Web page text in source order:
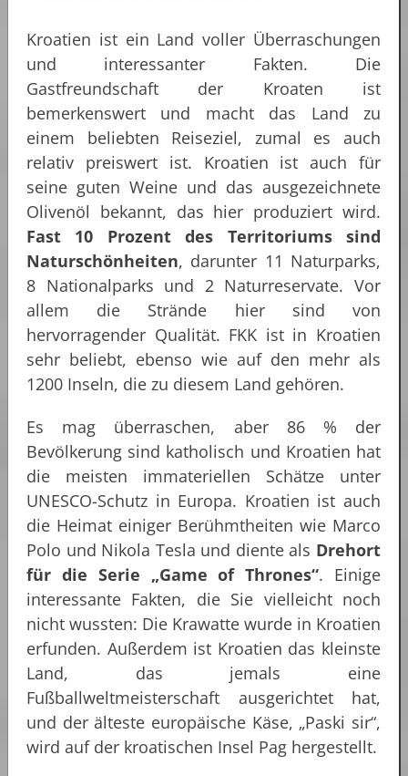
Kroatien ist ein Land voller Überraschungen
und interessanter Fakten. Die
Gastfreundschaft der Kroaten ist
bemerkenswert und macht das Land zu
einem beliebten Reiseziel, zumal es auch
relativ preiswert ist. Kroatien ist auch für
seine guten Weine und das ausgezeichnete
Olivenöl bekannt, das hier produziert wird.
Fast 10 Prozent des Territoriums sind
Naturschönheiten, darunter 11 Naturparks,
8 Nationalparks und 2 Naturreservate. Vor
allem die Strände hier sind von
hervorragender Qualität. FKK ist in Kroatien
sehr beliebt, ebenso wie auf den mehr als
1200 Inseln, die zu diesem Land gehören.
Es mag überraschen, aber 86 % der
Bevölkerung sind katholisch und Kroatien hat
die meisten immateriellen Schätze unter
UNESCO-Schutz in Europa. Kroatien ist auch
die Heimat einiger Berühmtheiten wie Marco
Polo und Nikola Tesla und diente als Drehort
für die Serie „Game of Thrones“. Einige
interessante Fakten, die Sie vielleicht noch
nicht wussten: Die Krawatte wurde in Kroatien
erfunden. Außerdem ist Kroatien das kleinste
Land, das jemals eine
Fußballweltmeisterschaft ausgerichtet hat,
und der älteste europäische Käse, „Paski sir“,
wird auf der kroatischen Insel Pag hergestellt.